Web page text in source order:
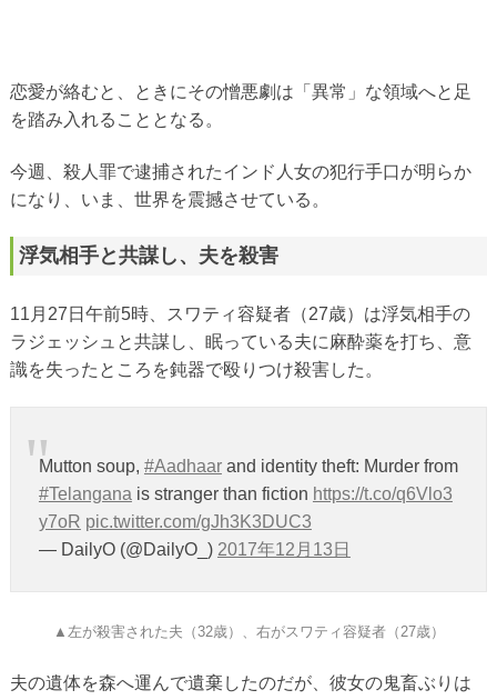
恋愛が絡むと、ときにその憎悪劇は「異常」な領域へと足
を踏み入れることとなる。
今週、殺人罪で逮捕されたインド人女の犯行手口が明らか
になり、いま、世界を震撼させている。
浮気相手と共謀し、夫を殺害
11月27日午前5時、スワティ容疑者（27歳）は浮気相手の
ラジェッシュと共謀し、眠っている夫に麻酔薬を打ち、意
識を失ったところを鈍器で殴りつけ殺害した。
Mutton soup, #Aadhaarand identity theft: Murder from
#Telangana is stranger than fiction https://t.co/q6Vlo3
y7oR pic.twitter.com/gJh3K3DUC3
— DailyO (@DailyO_) 2017年12月13日
▲左が殺害された夫（32歳）、右がスワティ容疑者（27歳）
夫の遺体を森へ運んで遺棄したのだが、彼女の鬼畜ぶりは